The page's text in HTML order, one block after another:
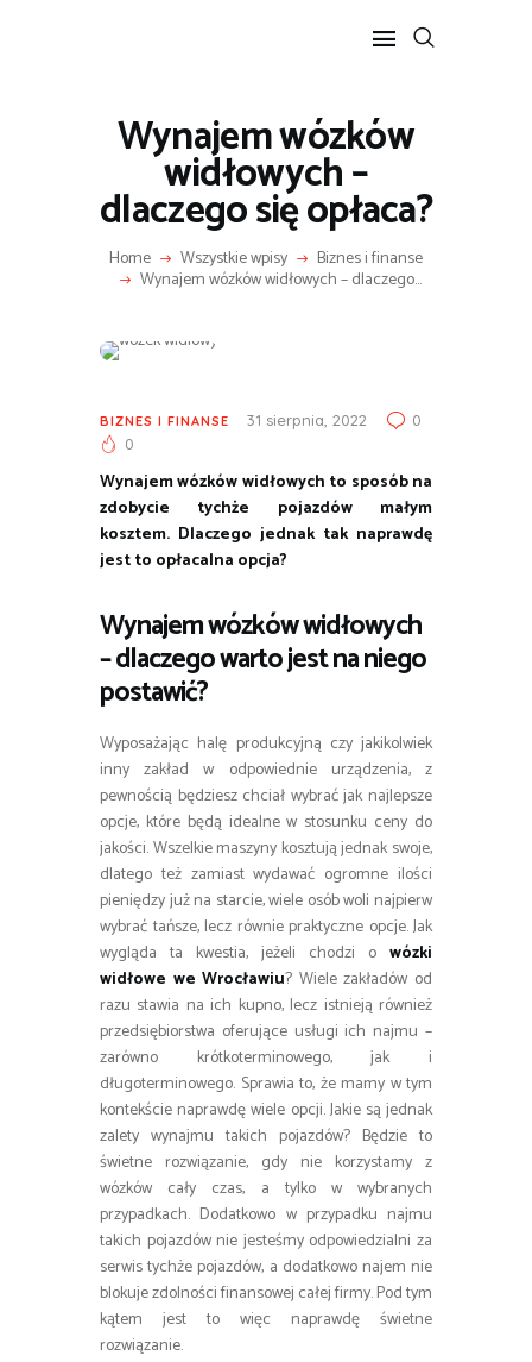
Wynajem wózków
widłowych –
dlaczego się opłaca?
Home Wszystkie wpisy Biznes i finanse
Wynajem wózków widłowych – dlaczego...
POPULARNE
BIZNES I FINANSE
IT I TECHNOLOGIE
LIFESTYLE
MOTORYZACJA
BIZNES I FINANSE 31 sierpnia, 2022
0
0
Wynajem wózków widłowych to sposób na
zdobycie tychże pojazdów małym
kosztem. Dlaczego jednak tak naprawdę
jest to opłacalna opcja?
Wynajem wózków widłowych
– dlaczego warto jest na niego
postawić?
Wyposażając halę produkcyjną czy jakikolwiek
inny zakład w odpowiednie urządzenia, z
pewnością będziesz chciał wybrać jak najlepsze
opcje, które będą idealne w stosunku ceny do
jakości. Wszelkie maszyny kosztują jednak swoje,
dlatego też zamiast wydawać ogromne ilości
pieniędzy już na starcie, wiele osób woli najpierw
wybrać tańsze, lecz równie praktyczne opcje. Jak
wygląda ta kwestia, jeżeli chodzi o wózki
widłowe we Wrocławiu? Wiele zakładów od
razu stawia na ich kupno, lecz istnieją również
przedsiębiorstwa oferujące usługi ich najmu –
zarówno krótkoterminowego, jak i
długoterminowego. Sprawia to, że mamy w tym
kontekście naprawdę wiele opcji. Jakie są jednak
zalety wynajmu takich pojazdów? Będzie to
świetne rozwiązanie, gdy nie korzystamy z
wózków cały czas, a tylko w wybranych
przypadkach. Dodatkowo w przypadku najmu
takich pojazdów nie jesteśmy odpowiedzialni za
serwis tychże pojazdów, a dodatkowo najem nie
blokuje zdolności finansowej całej firmy. Pod tym
kątem jest to więc naprawdę świetne
rozwiązanie.